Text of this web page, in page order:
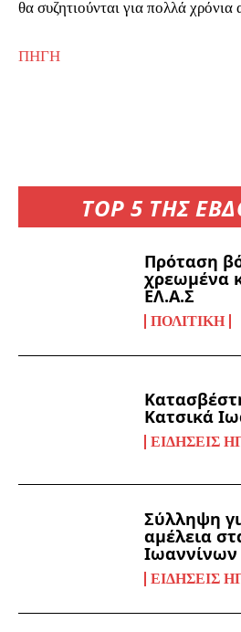
TOP 5 ΤΗΣ
Πρόταση
χρεωμένα
ΕΛ.Α.Σ
ΠΟΛΙΤΙΚΉ
Κατσικά
ΕΙΔΉΣΕΙΣ
Σύλληψη
αμέλεια
Ιωαννίνων
ΕΙΔΉΣΕΙΣ
θα συζητιούνται για πολλά χρόνια
ΠΗΓΗ